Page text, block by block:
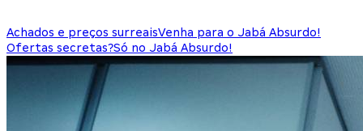
Achados e preços surreaisVenha para o Jabá Absurdo!
Ofertas secretas?Só no Jabá Absurdo!